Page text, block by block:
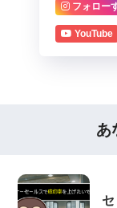
フォロー
YouTube
あ